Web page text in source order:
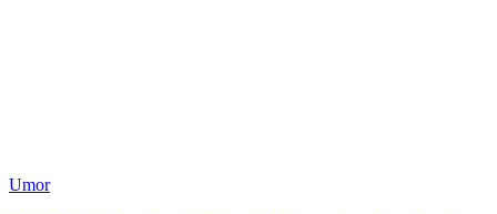
Umor